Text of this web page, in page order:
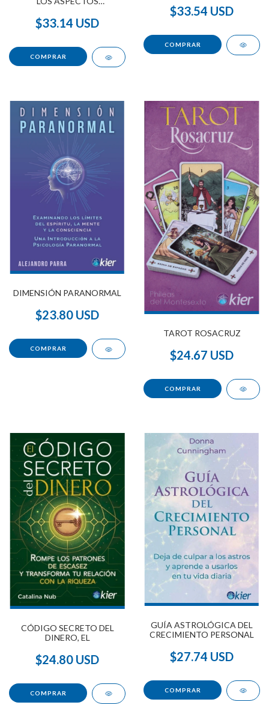
$33.14 USD
$33.54 USD
DIMENSIÓN PARANORMAL
$23.80 USD
TAROT ROSACRUZ
$24.67 USD
CÓDIGO SECRETO DEL
DINERO, EL
$24.80 USD
GUÍA ASTROLÓGICA DEL
CRECIMIENTO PERSONAL
$27.74 USD